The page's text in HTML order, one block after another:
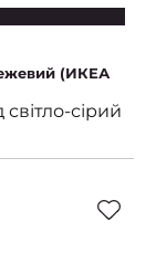
(ИКЕА
сірий